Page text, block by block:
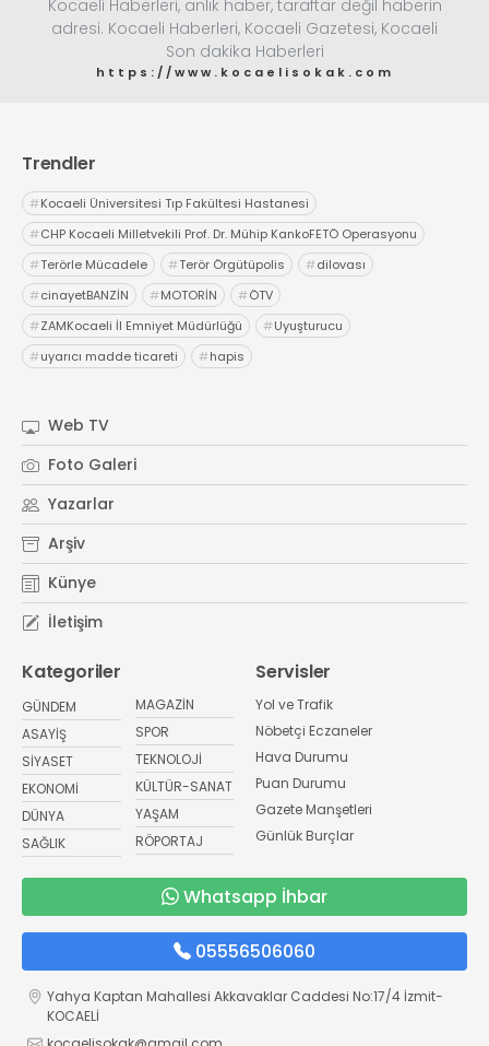
Kocaeli Haberleri, anlık haber, taraftar değil haberin
adresi. Kocaeli Haberleri, Kocaeli Gazetesi, Kocaeli
Son dakika Haberleri
https://www.kocaelisokak.com
Trendler
#Kocaeli Üniversitesi Tıp Fakültesi Hastanesi
#CHP Kocaeli Milletvekili Prof. Dr. Mühip KankoFETÖ Operasyonu
#Terörle Mücadele #Terör Örgütüpolis #dilovası
#cinayetBANZİN #MOTORİN #ÖTV
#ZAMKocaeli İl Emniyet Müdürlüğü #Uyuşturucu
#uyarıcı madde ticareti #hapis
Web TV
Foto Galeri
Yazarlar
Arşiv
Künye
İletişim
Kategoriler
GÜNDEM
ASAYİŞ
SİYASET
EKONOMİ
DÜNYA
SAĞLIK
MAGAZİN
SPOR
TEKNOLOJİ
KÜLTÜR-SANAT
YAŞAM
RÖPORTAJ
Servisler
Yol ve Trafik
Nöbetçi Eczaneler
Hava Durumu
Puan Durumu
Gazete Manşetleri
Günlük Burçlar
Whatsapp İhbar
05556506060
Yahya Kaptan Mahallesi Akkavaklar Caddesi No:17/4 İzmit-
KOCAELİ